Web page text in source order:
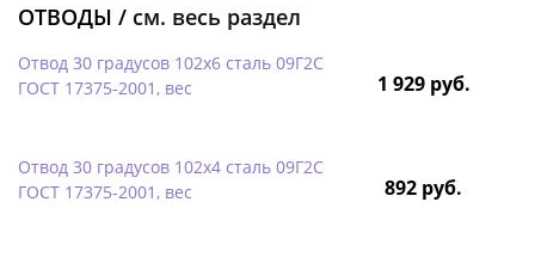
ОТВОДЫ / см. весь раздел
Отвод 30 градусов 102х6 сталь 09Г2С
ГОСТ 17375-2001, вес
1 929 руб.
Отвод 30 градусов 102х4 сталь 09Г2С
ГОСТ 17375-2001, вес
892 руб.